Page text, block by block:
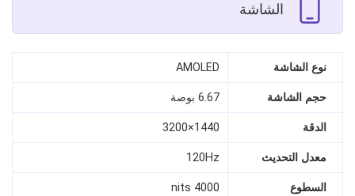
الشاشة
نوع الشاشة AMOLED
حجم الشاشة 6.67 بوصة
الدقة 1440×3200
معدل التحديث 120Hz
السطوع 4000 nits